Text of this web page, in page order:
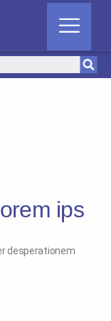
ips
desperationem